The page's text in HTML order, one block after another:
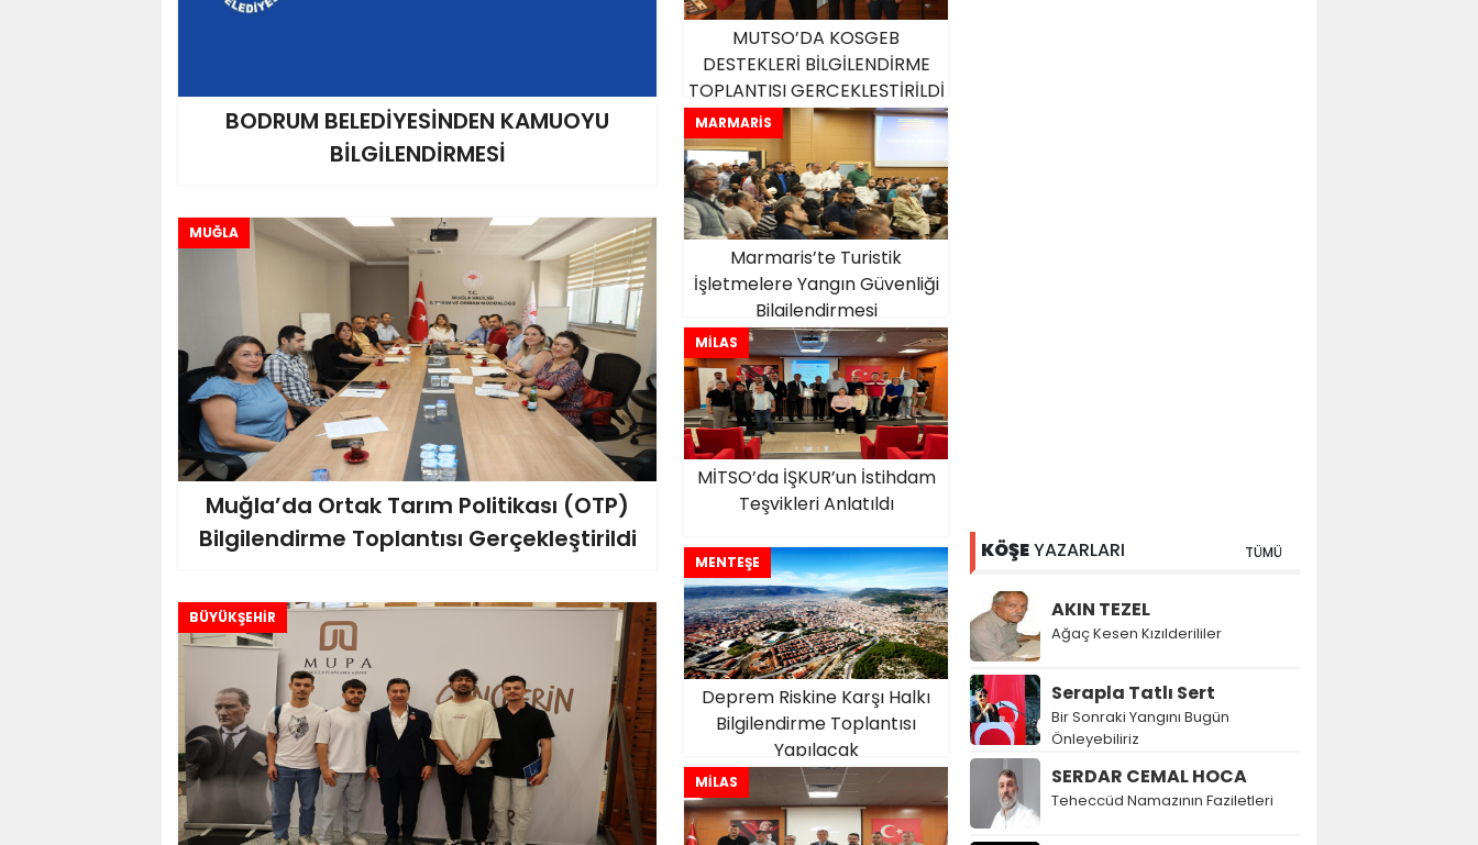
BODRUM BELEDİYESİNDEN KAMUOYU
BİLGİLENDİRMESİ
MUTSO’DA KOSGEB
DESTEKLERİ BİLGİLENDİRME
TOPLANTISI GERÇEKLEŞTİRİLDİ
MARMARİS
Marmaris’te Turistik
İşletmelere Yangın Güvenliği
Bilgilendirmesi
MUĞLA
Muğla’da Ortak Tarım Politikası (OTP)
Bilgilendirme Toplantısı Gerçekleştirildi
MİLAS
MİTSO’da İŞKUR’un İstihdam
Teşvikleri Anlatıldı
MENTEŞE
Deprem Riskine Karşı Halkı
Bilgilendirme Toplantısı
Yapılacak
BÜYÜKŞEHİR
MİLAS
KÖŞEYAZARLARI TÜMÜ
AKIN TEZEL
Ağaç Kesen Kızılderililer
Serapla Tatlı Sert
Bir Sonraki Yangını Bugün
Önleyebiliriz
SERDAR CEMAL HOCA
Teheccüd Namazının Faziletleri